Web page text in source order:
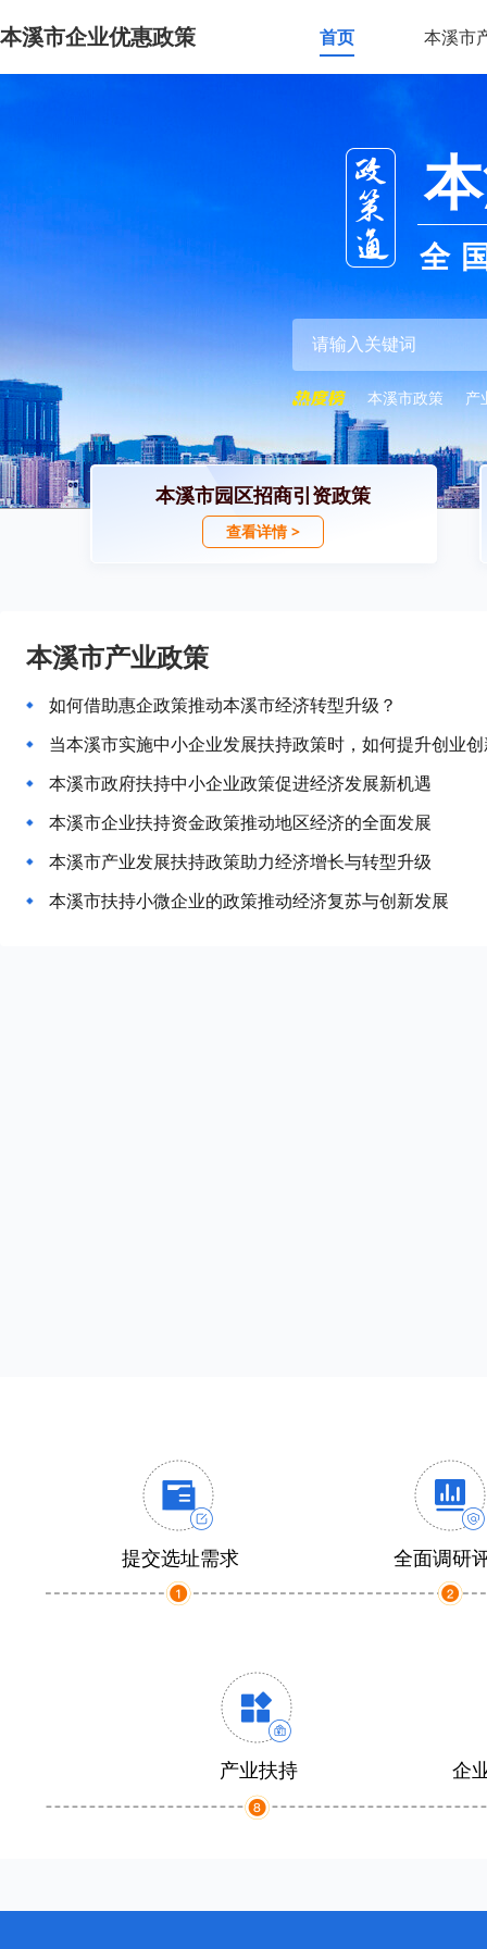
本溪市企业优惠政策 首页 本溪市
全
本溪市政策 产
本溪市园区招商引资政策
查看详情 >
本溪市产业政策
如何借助惠企政策推动本溪市经济转型升级？
当本溪市实施中小企业发展扶持政策时，如何提升创业
本溪市政府扶持中小企业政策促进经济发展新机遇
本溪市企业扶持资金政策推动地区经济的全面发展
本溪市产业发展扶持政策助力经济增长与转型升级
本溪市扶持小微企业的政策推动经济复苏与创新发展
提交选址需求 全面调研
产业扶持 企